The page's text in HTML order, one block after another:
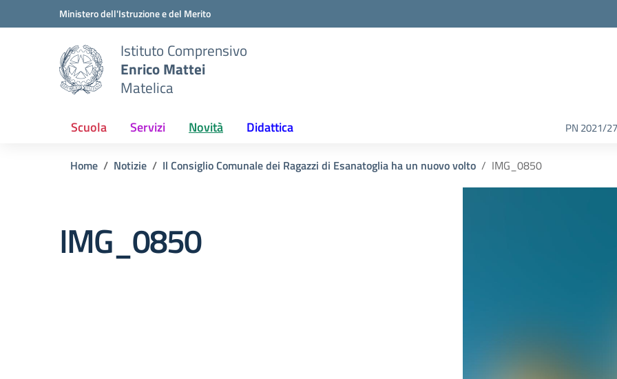
Vai ai contenuti
Vai al menu di navigazioneMinistero dell'Istruzione e del Merito
Istituto Comprensivo
Enrico Mattei
Matelica
Scuola Servizi Novità Didattica PN 2021/27
Home Notizie Il Consiglio Comunale dei Ragazzi di Esanatoglia ha un nuovo volto IMG_0850
IMG_0850